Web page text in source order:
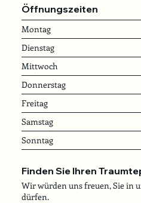
Öffnungszeiten
Montag
Dienstag
Mittwoch
Donnerstag
Freitag
Samstag
Sonntag
Finden Sie Ihren
Wir würden uns freuen, Sie in
dürfen.